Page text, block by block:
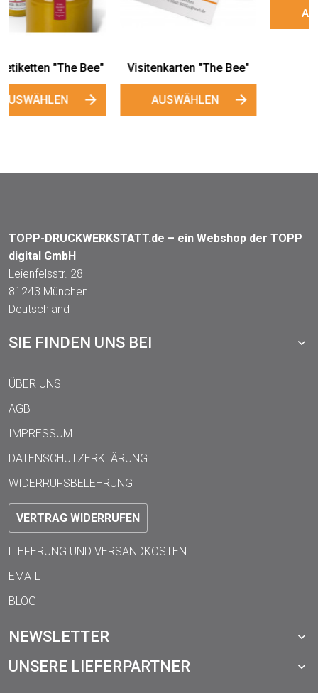
AUSWÄHLEN
TOPP-DRUCKWERKSTATT.de – ein Webshop der TOPP
digital GmbH
Leienfelsstr. 28
81243 München
Deutschland
SIE FINDEN UNS BEI
ÜBER UNS
AGB
IMPRESSUM
DATENSCHUTZERKLÄRUNG
WIDERRUFSBELEHRUNG
VERTRAG WIDERRUFEN
LIEFERUNG UND VERSANDKOSTEN
EMAIL
BLOG
NEWSLETTER
UNSERE LIEFERPARTNER